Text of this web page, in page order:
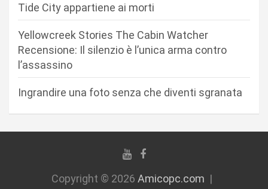
Tide City appartiene ai morti
Yellowcreek Stories The Cabin Watcher
Recensione: Il silenzio è l’unica arma contro
l’assassino
Ingrandire una foto senza che diventi sgranata
Copyright © 2026 Amicopc.com